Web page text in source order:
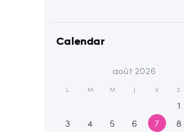
Calendar
août 2026
L M M J V S
1
3
4 5 6 7 8